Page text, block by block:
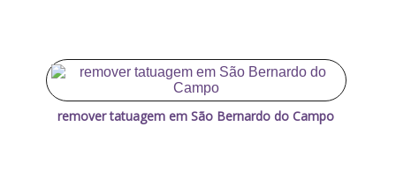
remover tatuagem em São Bernardo do Campo